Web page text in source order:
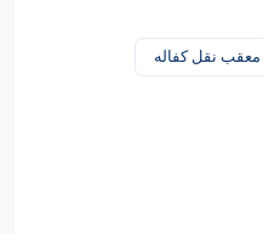
نقل كفاله